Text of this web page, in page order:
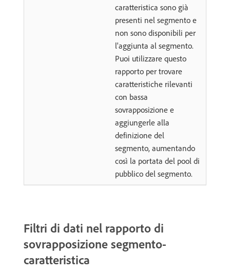
caratteristica sono già
presenti nel segmento e
non sono disponibili per
l'aggiunta al segmento.
Puoi utilizzare questo
rapporto per trovare
caratteristiche rilevanti
con bassa
sovrapposizione e
aggiungerle alla
definizione del
segmento, aumentando
così la portata del pool di
pubblico del segmento.
Filtri di dati nel rapporto di
sovrapposizione segmento-
caratteristica